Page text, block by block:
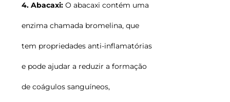
4. Abacaxi: O abacaxi contém uma
enzima chamada bromelina, que
tem propriedades anti-inflamatórias
e pode ajudar a reduzir a formação
de coágulos sanguíneos,